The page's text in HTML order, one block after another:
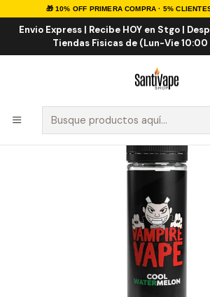
🎁 10% OFF PRIMERA COMPRA · 5%
Envio Express | Recibe HOY en Stgo |
Tiendas Fisicas de (Lun-Vie 10:00
Inicio E-LIQUID IMPORTADOS Eliquid
Cool Watermelon 50ml